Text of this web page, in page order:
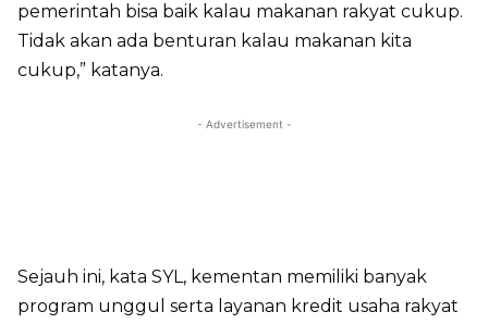
pemerintah bisa baik kalau makanan rakyat cukup.
Tidak akan ada benturan kalau makanan kita
cukup,” katanya.
- Advertisement -
Sejauh ini, kata SYL, kementan memiliki banyak
program unggul serta layanan kredit usaha rakyat